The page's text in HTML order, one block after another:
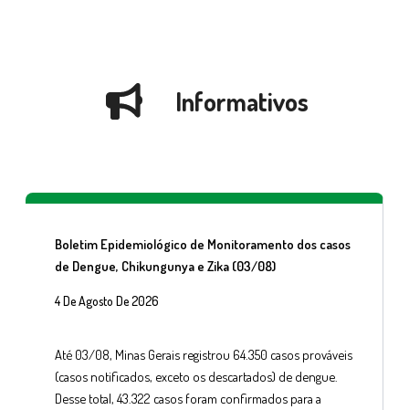
Informativos
Boletim Epidemiológico de Monitoramento dos casos
de Dengue, Chikungunya e Zika (03/08)
4 De Agosto De 2026
Até 03/08, Minas Gerais registrou 64.350 casos prováveis
(casos notificados, exceto os descartados) de dengue.
Desse total, 43.322 casos foram confirmados para a